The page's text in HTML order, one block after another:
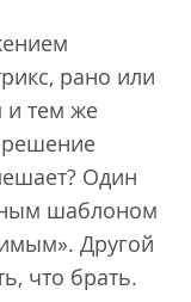
рано или
и тем же
решение
Один
шаблоном
Другой
что брать.